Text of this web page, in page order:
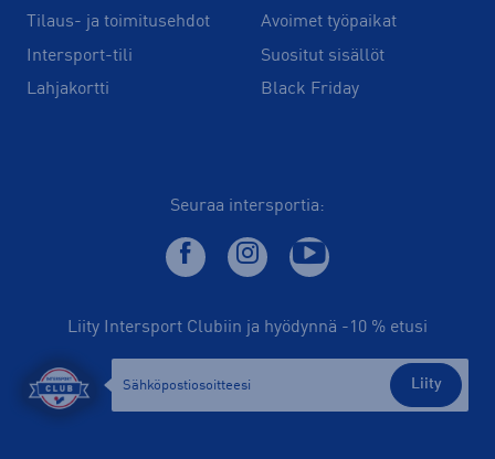
Tilaus- ja toimitusehdot
Intersport-tili
Lahjakortti
Avoimet työpaikat
Suositut sisällöt
Black Friday
Seuraa intersportia:
Liity Intersport Clubiin ja hyödynnä -10 % etusi
Liity